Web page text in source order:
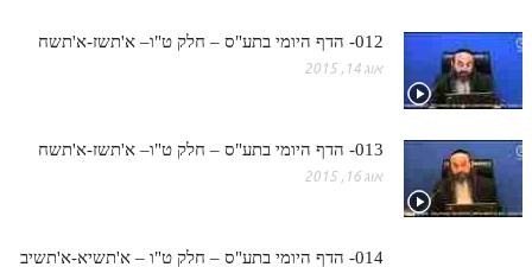
תלמוד עשר הספירות חלק יב
תלמוד עשר הספירות חלק יג
תלמוד עשר הספירות חלק טו
תלמוד עשר הספירות חלק טז
012- הדף היומי בתע"ס – חלק ט"ו– א'תשז-א'תשח
אוג 14, 2015
013- הדף היומי בתע"ס – חלק ט"ו– א'תשז-א'תשח
אוג 16, 2015
014- הדף היומי בתע"ס – חלק ט"ו – א'תשיא-א'תשיב